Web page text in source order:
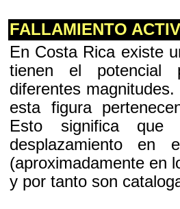
FALLAMIENTO
En Costa Rica existe
tienen el potencial
diferentes
esta figura
Esto significa
desplazamiento en
(aproximadamente en
y por tanto son